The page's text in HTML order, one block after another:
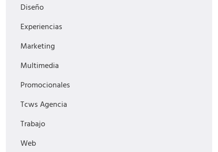
Diseño
Experiencias
Marketing
Multimedia
Promocionales
Tcws Agencia
Trabajo
Web